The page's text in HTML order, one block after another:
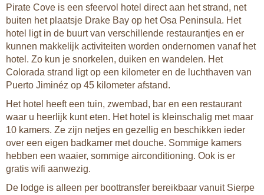
Pirate Cove is een sfeervol hotel direct aan het strand, net
buiten het plaatsje Drake Bay op het Osa Peninsula. Het
hotel ligt in de buurt van verschillende restaurantjes en er
kunnen makkelijk activiteiten worden ondernomen vanaf het
hotel. Zo kun je snorkelen, duiken en wandelen. Het
Colorada strand ligt op een kilometer en de luchthaven van
Puerto Jiminéz op 45 kilometer afstand.
Het hotel heeft een tuin, zwembad, bar en een restaurant
waar u heerlijk kunt eten. Het hotel is kleinschalig met maar
10 kamers. Ze zijn netjes en gezellig en beschikken ieder
over een eigen badkamer met douche. Sommige kamers
hebben een waaier, sommige airconditioning. Ook is er
gratis wifi aanwezig.
De lodge is alleen per boottransfer bereikbaar vanuit Sierpe